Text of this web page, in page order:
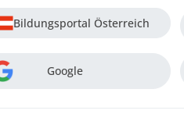
Bildungsportal Österreich
Google